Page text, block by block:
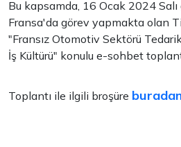
Bu kapsamda, 16 Ocak 2024
Fransa'da görev yapmakta olan
"Fransız Otomotiv Sektörü
İş Kültürü" konulu e-sohbet
Toplantı ile ilgili broşüre